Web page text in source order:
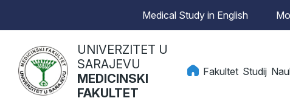
Medical Study in English
UNIVERZITET U
SARAJEVU
MEDICINSKI
FAKULTET
Fakultet Studij